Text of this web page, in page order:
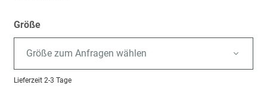
Größe
Größe zum Anfragen wählen
Lieferzeit 2-3 Tage